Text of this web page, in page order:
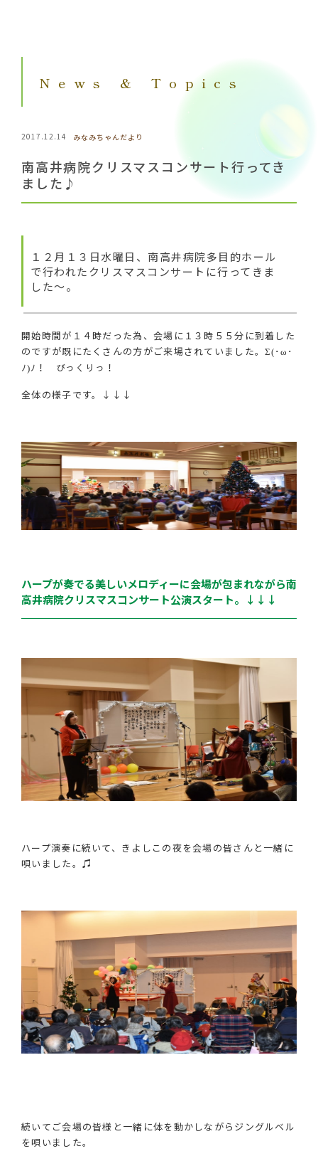
News & Topics
2017.12.14 みなみちゃんだより
南高井病院クリスマスコンサート行ってき
ました♪
１２月１３日水曜日、南高井病院多目的ホール
で行われたクリスマスコンサートに行ってきま
した～。
開始時間が１４時だった為、会場に１３時５５分に到着した
のですが既にたくさんの方がご来場されていました。Σ(･ω･
ﾉ)ﾉ！ びっくりっ！
全体の様子です。↓↓↓
ハープが奏でる美しいメロディーに会場が包まれながら南
高井病院クリスマスコンサート公演スタート。↓↓↓
ハープ演奏に続いて、きよしこの夜を会場の皆さんと一緒に
唄いました。♫
続いてご会場の皆様と一緒に体を動かしながらジングルベル
を唄いました。